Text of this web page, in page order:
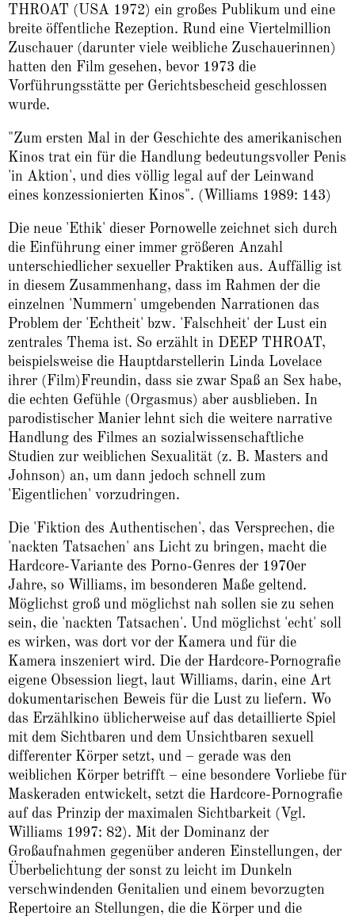
THROAT (USA 1972) ein großes Publikum und eine
breite öffentliche Rezeption. Rund eine Viertelmillion
Zuschauer (darunter viele weibliche Zuschauerinnen)
hatten den Film gesehen, bevor 1973 die
Vorführungsstätte per Gerichtsbescheid geschlossen
wurde.
"Zum ersten Mal in der Geschichte des amerikanischen
Kinos trat ein für die Handlung bedeutungsvoller Penis
'in Aktion', und dies völlig legal auf der Leinwand
eines konzessionierten Kinos". (Williams 1989: 143)
Die neue 'Ethik' dieser Pornowelle zeichnet sich durch
die Einführung einer immer größeren Anzahl
unterschiedlicher sexueller Praktiken aus. Auffällig ist
in diesem Zusammenhang, dass im Rahmen der die
einzelnen 'Nummern' umgebenden Narrationen das
Problem der 'Echtheit' bzw. 'Falschheit' der Lust ein
zentrales Thema ist. So erzählt in DEEP THROAT,
beispielsweise die Hauptdarstellerin Linda Lovelace
ihrer (Film)Freundin, dass sie zwar Spaß an Sex habe,
die echten Gefühle (Orgasmus) aber ausblieben. In
parodistischer Manier lehnt sich die weitere narrative
Handlung des Filmes an sozialwissenschaftliche
Studien zur weiblichen Sexualität (z. B. Masters and
Johnson) an, um dann jedoch schnell zum
'Eigentlichen' vorzudringen.
Die 'Fiktion des Authentischen', das Versprechen, die
'nackten Tatsachen' ans Licht zu bringen, macht die
Hardcore-Variante des Porno-Genres der 1970er
Jahre, so Williams, im besonderen Maße geltend.
Möglichst groß und möglichst nah sollen sie zu sehen
sein, die 'nackten Tatsachen'. Und möglichst 'echt' soll
es wirken, was dort vor der Kamera und für die
Kamera inszeniert wird. Die der Hardcore-Pornografie
eigene Obsession liegt, laut Williams, darin, eine Art
dokumentarischen Beweis für die Lust zu liefern. Wo
das Erzählkino üblicherweise auf das detaillierte Spiel
mit dem Sichtbaren und dem Unsichtbaren sexuell
differenter Körper setzt, und – gerade was den
weiblichen Körper betrifft – eine besondere Vorliebe für
Maskeraden entwickelt, setzt die Hardcore-Pornografie
auf das Prinzip der maximalen Sichtbarkeit (Vgl.
Williams 1997: 82). Mit der Dominanz der
Großaufnahmen gegenüber anderen Einstellungen, der
Überbelichtung der sonst zu leicht im Dunkeln
verschwindenden Genitalien und einem bevorzugten
Repertoire an Stellungen, die die Körper und die